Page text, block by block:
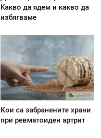
Kакво да ядем и какво да
избягваме
Кои са забранените храни
при ревматоиден артрит